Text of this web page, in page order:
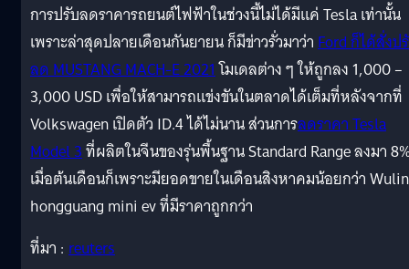
การปรับลดราคารถยนต์ไฟฟ้าในช่วงนี้ไม่ได้มีแค่ Tesla เท่านั้น
เพราะล่าสุดปลายเดือนกันยายน ก็มีข่าวรั่วมาว่าFord ก็ได้สั่งป
ลด MUSTANG MACH-E 2021โมเดลต่าง ๆ ให้ถูกลง 1,000 –
3,000 USD เพื่อให้สามารถแข่งขันในตลาดได้เต็มที่หลังจากที่
Volkswagen เปิดตัว ID.4 ได้ไม่นาน ส่วนการลดราคา Tesla
Model 3ที่ผลิตในจีนของรุ่นพื้นฐาน Standard Range ลงมา
เมื่อต้นเดือนก็เพราะมียอดขายในเดือนสิงหาคมน้อยกว่า
hongguang mini ev ที่มีราคาถูกกว่า
ที่มา : reuters